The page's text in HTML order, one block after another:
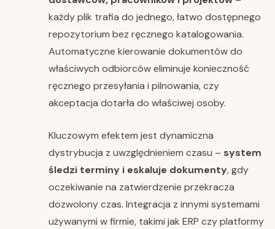
każdy plik trafia do jednego, łatwo dostępnego
repozytorium bez ręcznego katalogowania.
Automatyczne kierowanie dokumentów do
właściwych odbiorców eliminuje konieczność
ręcznego przesyłania i pilnowania, czy
akceptacja dotarła do właściwej osoby.
Kluczowym efektem jest dynamiczna
dystrybucja z uwzględnieniem czasu – system
śledzi terminy i eskaluje dokumenty, gdy
oczekiwanie na zatwierdzenie przekracza
dozwolony czas. Integracja z innymi systemami
używanymi w firmie, takimi jak ERP czy platformy